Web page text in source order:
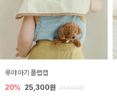
루야 아기 플랩캡
20% 25,300원 31,600원